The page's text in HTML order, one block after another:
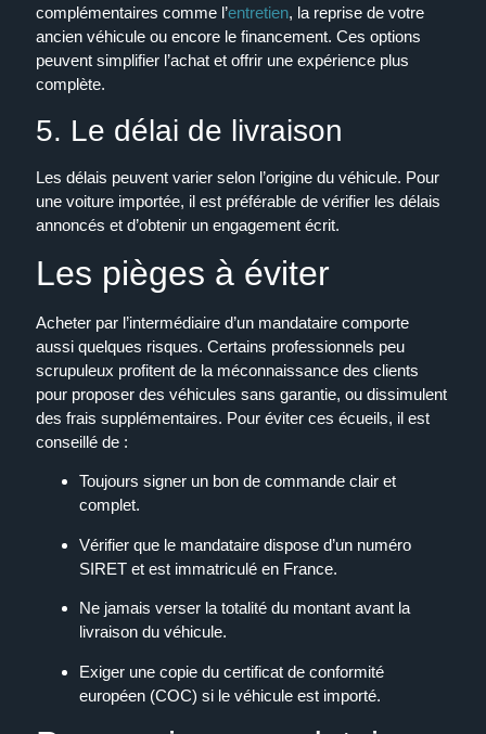
complémentaires comme l’entretien, la reprise de votre
ancien véhicule ou encore le financement. Ces options
peuvent simplifier l’achat et offrir une expérience plus
complète.
5. Le délai de livraison
Les délais peuvent varier selon l’origine du véhicule. Pour
une voiture importée, il est préférable de vérifier les délais
annoncés et d’obtenir un engagement écrit.
Les pièges à éviter
Acheter par l’intermédiaire d’un mandataire comporte
aussi quelques risques. Certains professionnels peu
scrupuleux profitent de la méconnaissance des clients
pour proposer des véhicules sans garantie, ou dissimulent
des frais supplémentaires. Pour éviter ces écueils, il est
conseillé de :
Toujours signer un bon de commande clair et
complet.
Vérifier que le mandataire dispose d’un numéro
SIRET et est immatriculé en France.
Ne jamais verser la totalité du montant avant la
livraison du véhicule.
Exiger une copie du certificat de conformité
européen (COC) si le véhicule est importé.